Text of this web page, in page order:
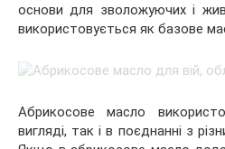
основи для зволожуючих і
використовується як базове
Абрикосове масло
вигляді, так і в поєднанні з